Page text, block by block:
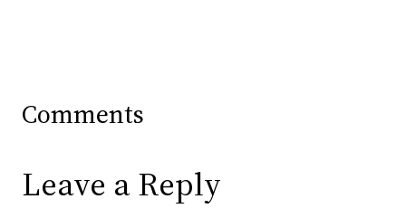
Comments
Leave a Reply